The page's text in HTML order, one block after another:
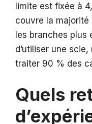
limite est fixée à
couvre la majorité
les branches plus
d’utiliser une
traiter 90 % des
Quels